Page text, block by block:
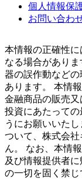
個人情報保
お問い合わ
本情報の正確性
なる場合があり
器の誤作動など
あります。 本情
金融商品の販売又
投資にあたって
うにお願いいた
ついて、株式会
ん。 なお、本情
及び情報提供者
の一切を固く禁じ